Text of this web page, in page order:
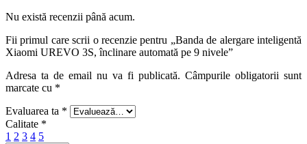
Nu există recenzii până acum.
Fii primul care scrii o recenzie pentru „Banda de alergare inteligentă
Xiaomi UREVO 3S, înclinare automată pe 9 nivele”
Adresa ta de email nu va fi publicată. Câmpurile obligatorii sunt
marcate cu *
Evaluarea ta *
Calitate *
1 2 3 4 5